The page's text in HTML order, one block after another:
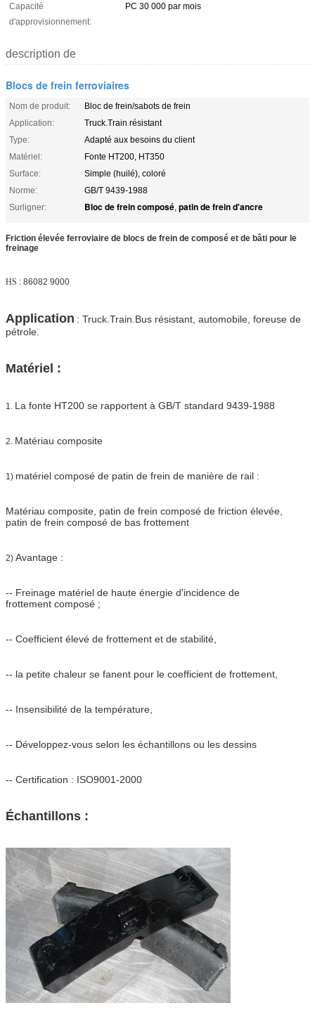
Capacité
d'approvisionnement:
PC 30 000 par mois
description de
Blocs de frein ferroviaires
Nom de produit:
Bloc de frein/sabots de frein
Application:
Truck.Train résistant
Type:
Adapté aux besoins du client
Matériel:
Fonte HT200, HT350
Surface:
Simple (huilé), coloré
Norme:
GB/T 9439-1988
Surligner:
Bloc de frein composé, patin de frein d'ancre
Friction élevée ferroviaire de blocs de frein de composé et de bâti pour le
freinage
HS : 86082 9000
Application : Truck.Train.Bus résistant, automobile, foreuse de
pétrole.
Matériel :
1. La fonte HT200 se rapportent à GB/T standard 9439-1988
2. Matériau composite
1) matériel composé de patin de frein de manière de rail :
Matériau composite, patin de frein composé de friction élevée,
patin de frein composé de bas frottement
2) Avantage :
-- Freinage matériel de haute énergie d'incidence de
frottement composé ;
-- Coefficient élevé de frottement et de stabilité,
-- la petite chaleur se fanent pour le coefficient de frottement,
-- Insensibilité de la température,
-- Développez-vous selon les échantillons ou les dessins
-- Certification : ISO9001-2000
Échantillons :